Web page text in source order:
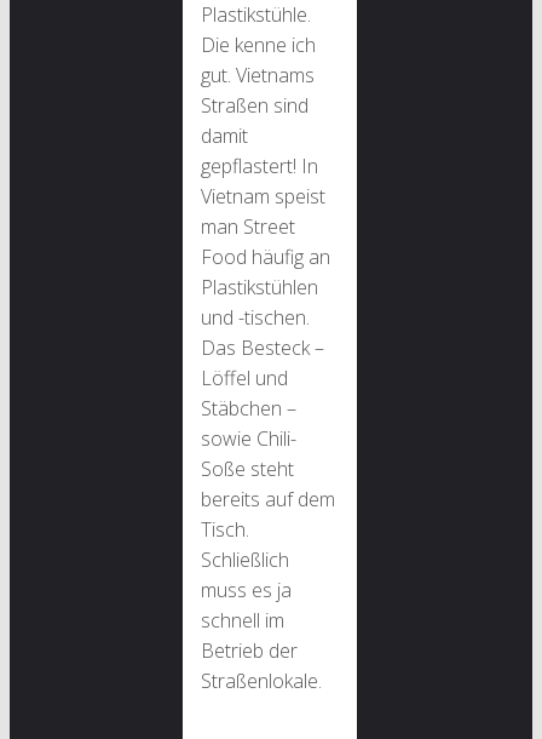
Plastikstühle.
Die kenne ich
gut. Vietnams
Straßen sind
damit
gepflastert! In
Vietnam speist
man Street
Food häufig an
Plastikstühlen
und -tischen.
Das Besteck –
Löffel und
Stäbchen –
sowie Chili-
Soße steht
bereits auf dem
Tisch.
Schließlich
muss es ja
schnell im
Betrieb der
Straßenlokale.